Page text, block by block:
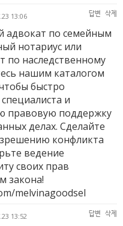
13:06 답변 삭제
адвокат по семейным
нотариус или
по наследственному
нашим каталогом
быстро
и
правовую поддержку
делах. Сделайте
конфликта
ведение
своих прав
закона!
melvinagoodsel
13:52 답변 삭제